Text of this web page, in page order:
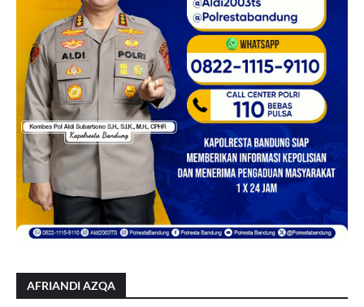
AFRIANDI AZQA